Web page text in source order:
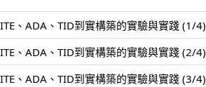
、ADA、TID到實構築的實驗與實踐 (1/4)
、ADA、TID到實構築的實驗與實踐 (2/4)
、ADA、TID到實構築的實驗與實踐 (3/4)